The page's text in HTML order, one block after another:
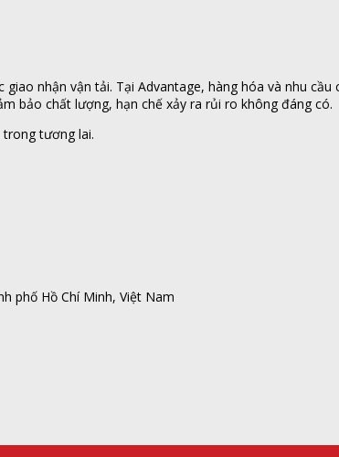
nhận vận tải. Tại Advantage, hàng hóa và nhu
bảo chất lượng, hạn chế xảy ra rủi ro không đáng có.
tương lai.
phố Hồ Chí Minh, Việt Nam